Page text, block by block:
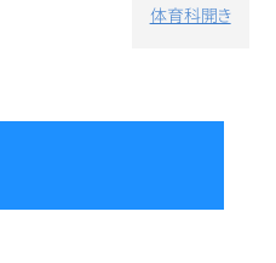
体育科開き